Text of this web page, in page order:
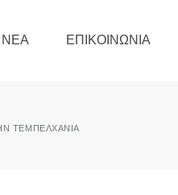
ΝΈΑ ΕΠΙΚΟΙΝΩΝΊΑ
ΤΕΜΠΕΛΧΑΝΊΑ